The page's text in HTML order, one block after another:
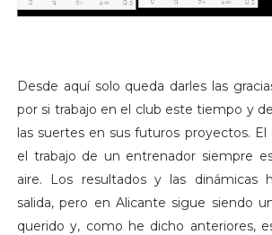
Desde aquí solo queda darles las
por si trabajo en el club este tiempo y
las suertes en sus futuros proyectos.
el trabajo de un entrenador siempre
aire. Los resultados y las dinámicas
salida, pero en Alicante sigue siendo
querido y, como he dicho anteriores,